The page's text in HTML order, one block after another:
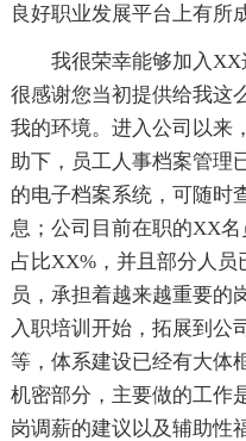
良好职业发展平台上有所
我很荣幸能够加入
很感谢您当初提供给我这
我的环境。进入公司以来
助下，员工人事档案管理
的电子档案系统，可随时
息；公司目前在职的XX
占比XX%，并且部分人员
员，承担着越来越重要的
入职培训开始，拓展到公
等，体系建设已经有大体
机密部分，主要做的工作
岗调薪的建议以及辅助性